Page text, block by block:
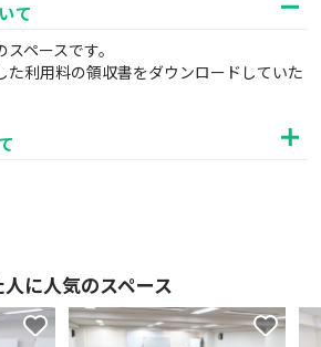
て
ペースです。
た利用料の領収書をダウンロードしていた
に人気のスペース